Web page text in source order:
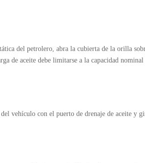
del petrolero, abra la cubierta de la orilla
de aceite debe limitarse a la capacidad
vehículo con el puerto de drenaje de aceite y